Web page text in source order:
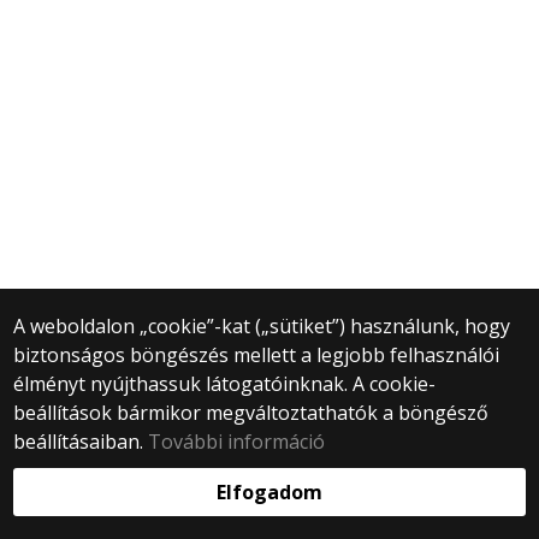
A weboldalon „cookie”-kat („sütiket”) használunk, hogy
biztonságos böngészés mellett a legjobb felhasználói
élményt nyújthassuk látogatóinknak. A cookie-
beállítások bármikor megváltoztathatók a böngésző
beállításaiban. További információ
Elfogadom